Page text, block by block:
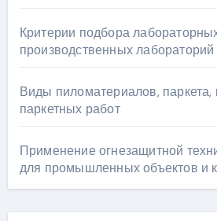
Критерии подбора
производственных лабораторий
Виды пиломатериалов, паркета,
паркетных работ
Применение огнезащитной
для промышленных объектов и